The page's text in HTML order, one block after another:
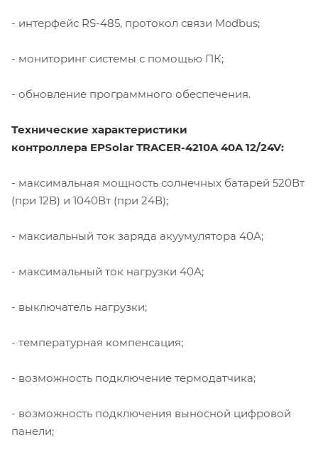
- интерфейс RS-485, протокол связи Modbus;
- мониторинг системы с помощью ПК;
- обновление программного обеспечения.
Технические характеристики
контроллера EPSolar TRACER-4210A 40A 12/24V:
- максимальная мощность солнечных батарей 520Вт
(при 12В) и 1040Вт (при 24В);
- максиальный ток заряда акуумулятора 40А;
- максимальный ток нагрузки 40А;
- выключатель нагрузки;
- температурная компенсация;
- возможность подключение термодатчика;
- возможность подключения выносной цифровой
панели;